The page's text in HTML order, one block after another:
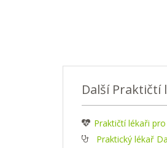
Další Praktičtí
Praktičtí lékaři
Praktický lékař